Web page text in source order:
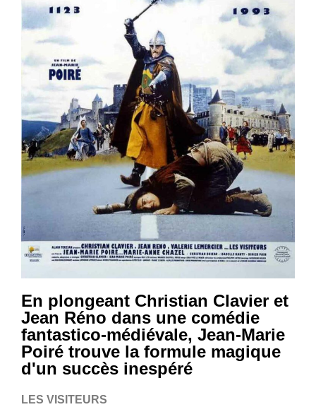
En plongeant Christian Clavier et
Jean Réno dans une comédie
fantastico-médiévale, Jean-Marie
Poiré trouve la formule magique
d'un succès inespéré
LES VISITEURS